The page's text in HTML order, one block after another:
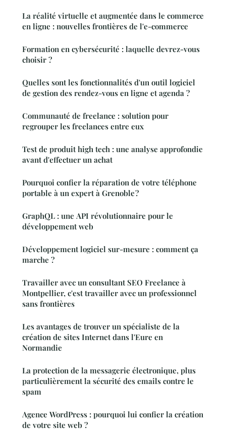
La réalité virtuelle et augmentée dans le commerce
en ligne : nouvelles frontières de l'e-commerce
Formation en cybersécurité : laquelle devrez-vous
choisir ?
Quelles sont les fonctionnalités d'un outil logiciel
de gestion des rendez-vous en ligne et agenda ?
Communauté de freelance : solution pour
regrouper les freelances entre eux
Test de produit high tech : une analyse approfondie
avant d'effectuer un achat
Pourquoi confier la réparation de votre téléphone
portable à un expert à Grenoble ?
GraphQL : une API révolutionnaire pour le
développement web
Développement logiciel sur-mesure : comment ça
marche ?
Travailler avec un consultant SEO Freelance à
Montpellier, c'est travailler avec un professionnel
sans frontières
Les avantages de trouver un spécialiste de la
création de sites Internet dans l'Eure en
Normandie
La protection de la messagerie électronique, plus
particulièrement la sécurité des emails contre le
spam
Agence WordPress : pourquoi lui confier la création
de votre site web ?